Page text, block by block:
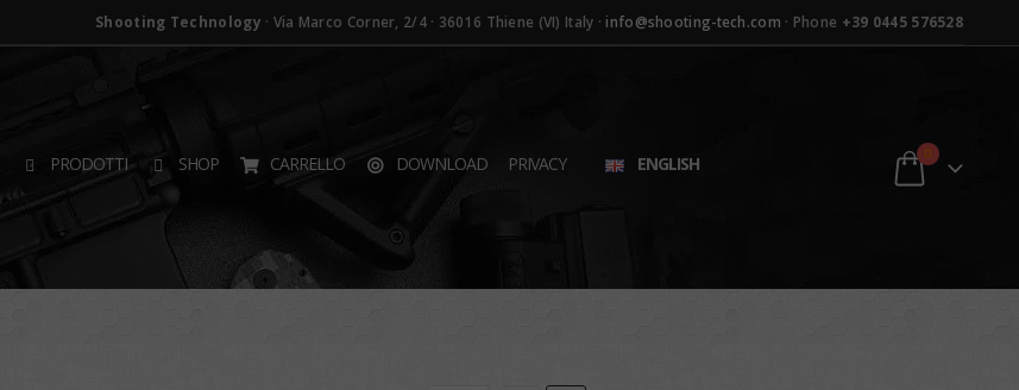
Shooting Technology · Via Marco Corner, 2/4 · 36016 Thiene (VI) Italy · info@shooting-tech.com · Phone +39 0445 576528
PRODOTTI SHOP CARRELLO DOWNLOAD PRIVACY ENGLISH 0